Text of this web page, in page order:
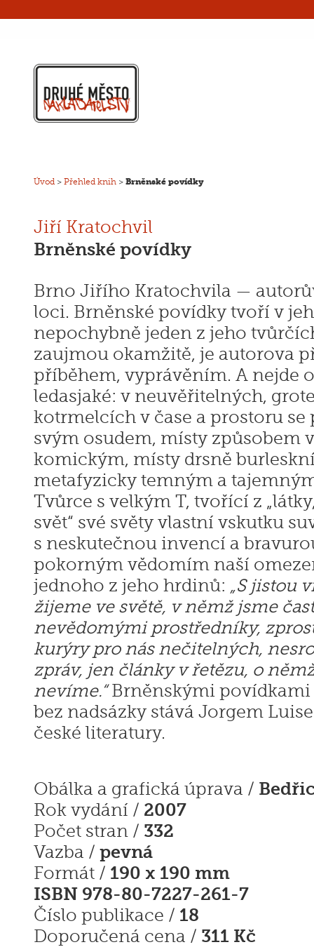
Úvod > Přehled knih > Brněnské povídky
Jiří Kratochvil
Brněnské povídky
Brno Jiřího Kratochvila —
loci. Brněnské povídky tvoří v
nepochybně jeden z jeho
zaujmou okamžitě, je autorova
příběhem, vyprávěním. A nejde
ledasjaké: v neuvěřitelných,
kotrmelcích v čase a prostoru se
svým osudem, místy způsobem
komickým, místy drsně
metafyzicky temným a
Tvůrce s velkým T, tvořící z
svět“ své světy vlastní vskutku
s neskutečnou invencí a
pokorným vědomím naší
jednoho z jeho hrdinů: „S jistou
žijeme ve světě, v němž jsme
nevědomými prostředníky,
kurýry pro nás nečitelných,
zpráv, jen články v řetězu, o
nevíme.“Brněnskými povídkami
bez nadsázky stává Jorgem
české literatury.
Obálka a grafická úprava /
Rok vydání / 2007
Počet stran / 332
Vazba / pevná
Formát / 190 x 190 mm
ISBN 978-80-7227-261-7
Číslo publikace / 18
Doporučená cena / 311 Kč